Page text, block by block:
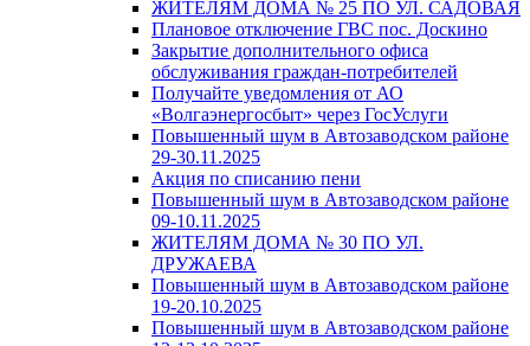
ЖИТЕЛЯМ ДОМА № 25 ПО УЛ. САДОВАЯ
Плановое отключение ГВС пос. Доскино
Закрытие дополнительного офиса
обслуживания граждан-потребителей
Получайте уведомления от АО
«Волгаэнергосбыт» через ГосУслуги
Повышенный шум в Автозаводском районе
29-30.11.2025
Акция по списанию пени
Повышенный шум в Автозаводском районе
09-10.11.2025
ЖИТЕЛЯМ ДОМА № 30 ПО УЛ.
ДРУЖАЕВА
Повышенный шум в Автозаводском районе
19-20.10.2025
Повышенный шум в Автозаводском районе